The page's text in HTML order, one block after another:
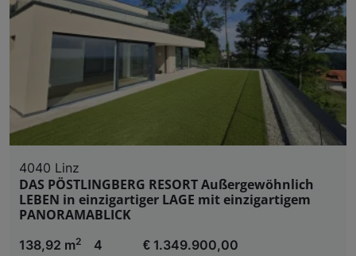
4040 Linz
DAS PÖSTLINGBERG RESORT Außergewöhnlich
LEBEN in einzigartiger LAGE mit einzigartigem
PANORAMABLICK
138,92 m2
4 € 1.349.900,00